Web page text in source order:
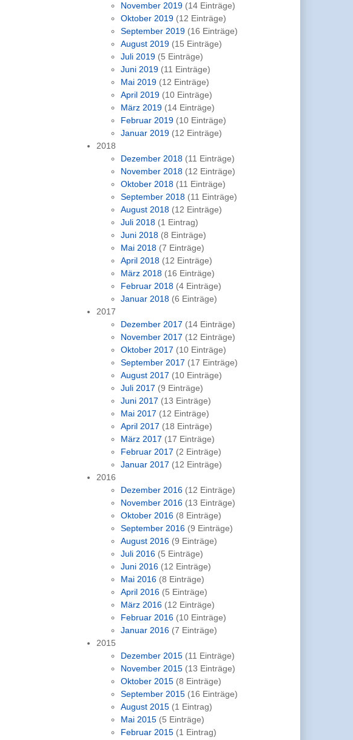
November 2019 (14 Einträge)
Oktober 2019 (12 Einträge)
September 2019 (16 Einträge)
August 2019 (15 Einträge)
Juli 2019 (5 Einträge)
Juni 2019 (11 Einträge)
Mai 2019 (12 Einträge)
April 2019 (10 Einträge)
März 2019 (14 Einträge)
Februar 2019 (10 Einträge)
Januar 2019 (12 Einträge)
2018
Dezember 2018 (11 Einträge)
November 2018 (12 Einträge)
Oktober 2018 (11 Einträge)
September 2018 (11 Einträge)
August 2018 (12 Einträge)
Juli 2018 (1 Eintrag)
Juni 2018 (8 Einträge)
Mai 2018 (7 Einträge)
April 2018 (12 Einträge)
März 2018 (16 Einträge)
Februar 2018 (4 Einträge)
Januar 2018 (6 Einträge)
2017
Dezember 2017 (14 Einträge)
November 2017 (12 Einträge)
Oktober 2017 (10 Einträge)
September 2017 (17 Einträge)
August 2017 (10 Einträge)
Juli 2017 (9 Einträge)
Juni 2017 (13 Einträge)
Mai 2017 (12 Einträge)
April 2017 (18 Einträge)
März 2017 (17 Einträge)
Februar 2017 (2 Einträge)
Januar 2017 (12 Einträge)
2016
Dezember 2016 (12 Einträge)
November 2016 (13 Einträge)
Oktober 2016 (8 Einträge)
September 2016 (9 Einträge)
August 2016 (9 Einträge)
Juli 2016 (5 Einträge)
Juni 2016 (12 Einträge)
Mai 2016 (8 Einträge)
April 2016 (5 Einträge)
März 2016 (12 Einträge)
Februar 2016 (10 Einträge)
Januar 2016 (7 Einträge)
2015
Dezember 2015 (11 Einträge)
November 2015 (13 Einträge)
Oktober 2015 (8 Einträge)
September 2015 (16 Einträge)
August 2015 (1 Eintrag)
Mai 2015 (5 Einträge)
Februar 2015 (1 Eintrag)